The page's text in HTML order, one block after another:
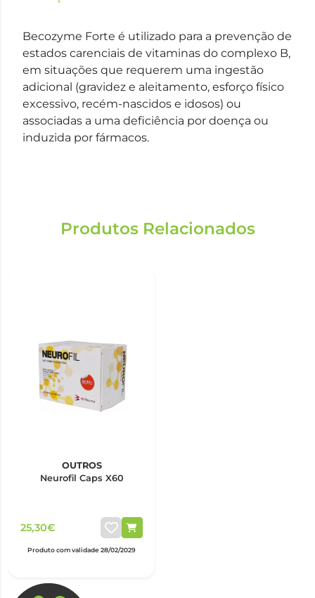
Becozyme Forte é utilizado para a prevenção de
estados carenciais de vitaminas do complexo B,
em situações que requerem uma ingestão
adicional (gravidez e aleitamento, esforço físico
excessivo, recém-nascidos e idosos) ou
associadas a uma deficiência por doença ou
induzida por fármacos.
Produtos Relacionados
OUTROS
Neurofil Caps X60
25,30€
Produto com validade 28/02/2029